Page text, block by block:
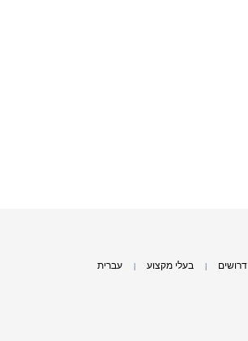
דרושים בעלי מקצוע עברית